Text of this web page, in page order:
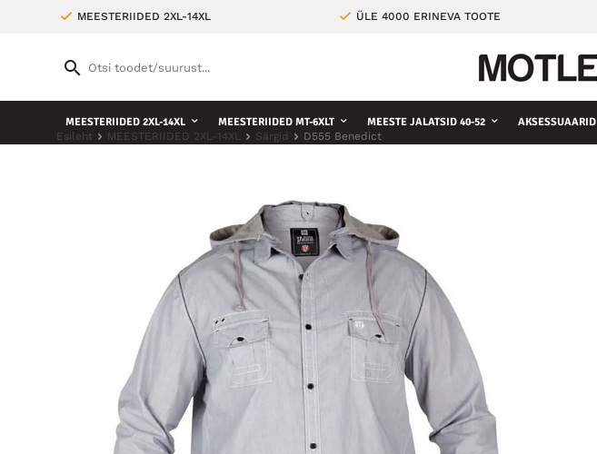
MEESTERIIDED 2XL-14XL ÜLE 4000 ERINEVA TOOTE
MEESTERIIDED 2XL-14XL MEESTERIIDED MT-6XLT MEESTE JALATSID 40-52 AKSESSUAARID
Esileht MEESTERIIDED 2XL-14XL Särgid D555 Benedict